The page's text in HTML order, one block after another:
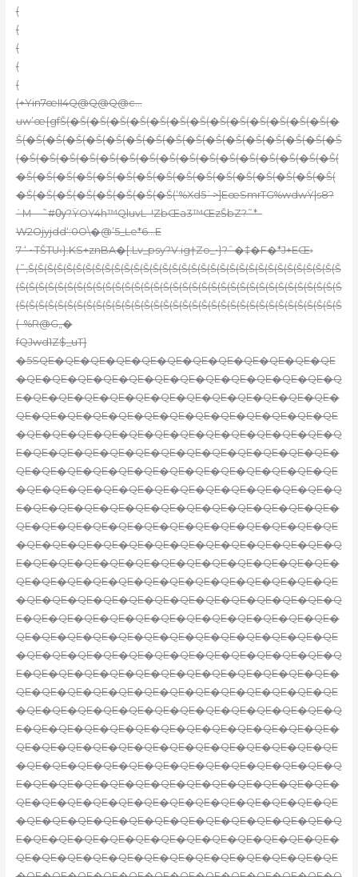
(
(
(
(
(
(+Yin7œII4Q@Q@Q@c…
uw’œ{gfŠ(�Š(�Š(�Š(�Š(�Š(�Š(�Š(�Š(�Š(�Š(�Š(�Š(�Š(�
Š(�Š(�Š(�Š(�Š(�Š(�Š(�Š(�Š(�Š(�Š(�Š(�Š(�Š(�Š(�Š(�Š
(�Š(�Š(�Š(�Š(�Š(�Š(�Š(�Š(�Š(�Š(�Š(�Š(�Š(�Š(�Š(�Š(
�Š(�Š(�Š(�Š(�Š(�Š(�Š(�Š(�Š(�Š(�Š(�Š(�Š(�Š(�Š(�Š(
�Š(�Š(�Š(�Š(�Š(�Š(�Š(�Š(’%Xd5`>]EœSmrTG%wdwŸ|s8?
`M—˜#Ѹ?ŸOY4h™QluvL–!ZbŒa3™ŒzŠbZ?˜*–
W2Ojyjdd‘:0O\�@’5_Le*6…E
7 ‘ ~TŠTU‹}:KS+znBA�[:Lv_psy?V.ig†Zo_•}?ˆ�‡�F�*J+EŒ›
(˜‚Š(Š(Š(Š(Š(Š(Š(Š(Š(Š(Š(Š(Š(Š(Š(Š(Š(Š(Š(Š(Š(Š(Š(Š(Š(Š(Š(Š(Š(Š(Š(Š(Š
(Š(Š(Š(Š(Š(Š(Š(Š(Š(Š(Š(Š(Š(Š(Š(Š(Š(Š(Š(Š(Š(Š(Š(Š(Š(Š(Š(Š(Š(Š(Š(Š(Š(Š
(Š(Š(Š(Š(Š(Š(Š(Š(Š(Š(Š(Š(Š(Š(Š(Š(Š(Š(Š(Š(Š(Š(Š(Š(Š(Š(Š(Š(Š(Š(Š(Š(Š(Š
(–%R@G„�
fQJwd1Z$_uT}
�5SQE�QE�QE�QE�QE�QE�QE�QE�QE�QE�QE�QE
�QE�QE�QE�QE�QE�QE�QE�QE�QE�QE�QE�QE�Q
E�QE�QE�QE�QE�QE�QE�QE�QE�QE�QE�QE�QE�
QE�QE�QE�QE�QE�QE�QE�QE�QE�QE�QE�QE�QE
�QE�QE�QE�QE�QE�QE�QE�QE�QE�QE�QE�QE�Q
E�QE�QE�QE�QE�QE�QE�QE�QE�QE�QE�QE�QE�
QE�QE�QE�QE�QE�QE�QE�QE�QE�QE�QE�QE�QE
�QE�QE�QE�QE�QE�QE�QE�QE�QE�QE�QE�QE�Q
E�QE�QE�QE�QE�QE�QE�QE�QE�QE�QE�QE�QE�
QE�QE�QE�QE�QE�QE�QE�QE�QE�QE�QE�QE�QE
�QE�QE�QE�QE�QE�QE�QE�QE�QE�QE�QE�QE�Q
E�QE�QE�QE�QE�QE�QE�QE�QE�QE�QE�QE�QE�
QE�QE�QE�QE�QE�QE�QE�QE�QE�QE�QE�QE�QE
�QE�QE�QE�QE�QE�QE�QE�QE�QE�QE�QE�QE�Q
E�QE�QE�QE�QE�QE�QE�QE�QE�QE�QE�QE�QE�
QE�QE�QE�QE�QE�QE�QE�QE�QE�QE�QE�QE�QE
�QE�QE�QE�QE�QE�QE�QE�QE�QE�QE�QE�QE�Q
E�QE�QE�QE�QE�QE�QE�QE�QE�QE�QE�QE�QE�
QE�QE�QE�QE�QE�QE�QE�QE�QE�QE�QE�QE�QE
�QE�QE�QE�QE�QE�QE�QE�QE�QE�QE�QE�QE�Q
E�QE�QE�QE�QE�QE�QE�QE�QE�QE�QE�QE�QE�
QE�QE�QE�QE�QE�QE�QE�QE�QE�QE�QE�QE�QE
�QE�QE�QE�QE�QE�QE�QE�QE�QE�QE�QE�QE�Q
E�QE�QE�QE�QE�QE�QE�QE�QE�QE�QE�QE�QE�
QE�QE�QE�QE�QE�QE�QE�QE�QE�QE�QE�QE�QE
�QE�QE�QE�QE�QE�QE�QE�QE�QE�QE�QE�QE�Q
E�QE�QE�QE�QE�QE�QE�QE�QE�QE�QE�QE�QE�
QE�QE�QE�QE�QE�QE�QE�QE�QE�QE�QE�QE�QE